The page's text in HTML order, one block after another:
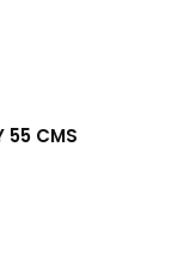
55 CMS